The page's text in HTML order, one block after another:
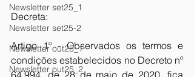
Newsletter set25_1
Newsletter set25-2
Newsletter out25_1
Newsletter out25_2
Decreta:
Artigo 1º - Observados os termos e
condições estabelecidos no Decreto nº
64.994, de 28 de maio de 2020, fica